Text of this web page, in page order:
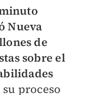
Nueva
de
sobre el
proceso